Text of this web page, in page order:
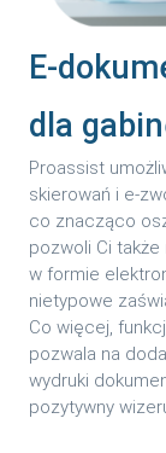
E-
dla
Proassist
skierowań i e-
co znacząco
pozwoli Ci
w formie
nietypowe
Co więcej,
pozwala na
wydruki
pozytywny